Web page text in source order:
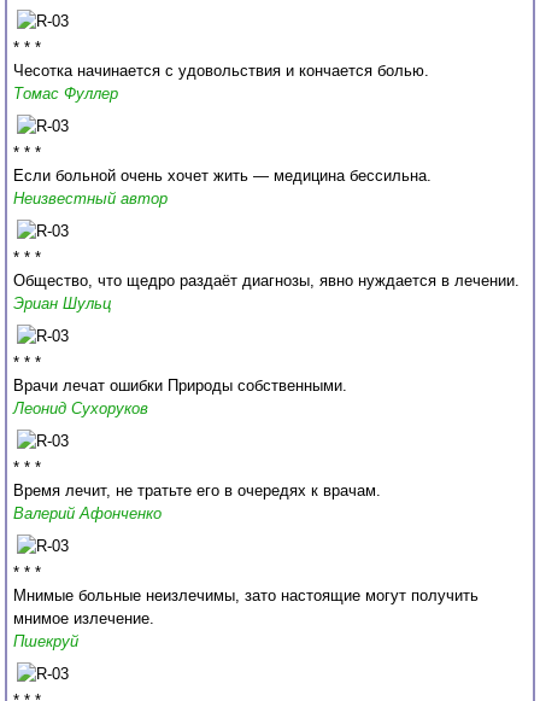
* * *
Чесотка начинается с удовольствия и кончается болью.
Томас Фуллер
* * *
Если больной очень хочет жить — медицина бессильна.
Неизвестный автор
* * *
Общество, что щедро раздаёт диагнозы, явно нуждается в лечении.
Эриан Шульц
* * *
Врачи лечат ошибки Природы собственными.
Леонид Сухоруков
* * *
Время лечит, не тратьте его в очередях к врачам.
Валерий Афонченко
* * *
Мнимые больные неизлечимы, зато настоящие могут получить
мнимое излечение.
Пшекруй